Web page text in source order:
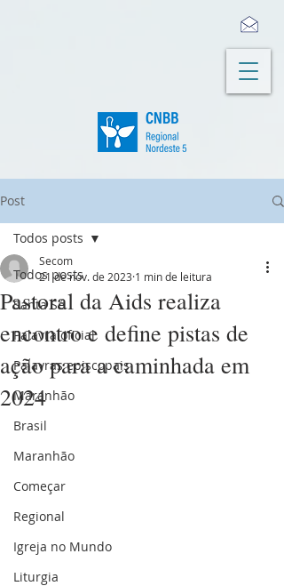
Post
Todos posts
Santa Sé
Palavra oficial
Palavras episcopais
Maranhão
Brasil
Maranhão
Começar
Regional
Igreja no Mundo
Liturgia
Todos posts
Pastoral da Aids realiza
encontro e define pistas de
ação para a caminhada em
2024
Secom
21 de nov. de 2023 1 min de leitura